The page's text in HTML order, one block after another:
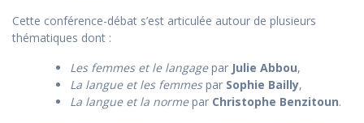
Cette conférence-débat s’est articulée autour de plusieurs
thématiques dont :
Les femmes et le langagepar Julie Abbou,
La langue et les femmespar Sophie Bailly,
La langue et la normepar Christophe Benzitoun.